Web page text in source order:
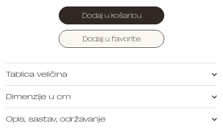
Dodaj u košaricu
Dodaj u favorite
Tablica veličina
Dimenzije u cm
Opis, sastav, održavanje